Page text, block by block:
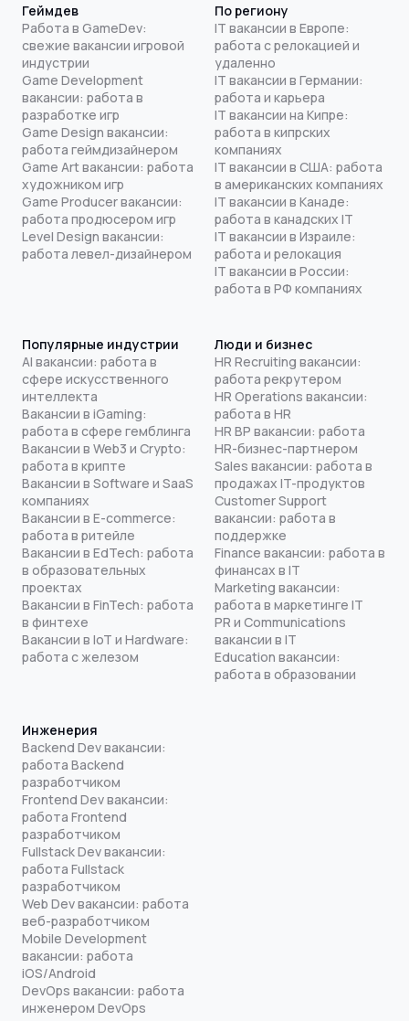
Геймдев
Работа в GameDev:
свежие вакансии игровой
индустрии
Game Development
вакансии: работа в
разработке игр
Game Design вакансии:
работа геймдизайнером
Game Art вакансии: работа
художником игр
Game Producer вакансии:
работа продюсером игр
Level Design вакансии:
работа левел-дизайнером
По региону
IT вакансии в Европе:
работа с релокацией и
удаленно
IT вакансии в Германии:
работа и карьера
IT вакансии на Кипре:
работа в кипрских
компаниях
IT вакансии в США: работа
в американских компаниях
IT вакансии в Канаде:
работа в канадских IT
IT вакансии в Израиле:
работа и релокация
IT вакансии в России:
работа в РФ компаниях
Популярные индустрии
AI вакансии: работа в
сфере искусственного
интеллекта
Вакансии в iGaming:
работа в сфере гемблинга
Вакансии в Web3 и Crypto:
работа в крипте
Вакансии в Software и SaaS
компаниях
Вакансии в E-commerce:
работа в ритейле
Вакансии в EdTech: работа
в образовательных
проектах
Вакансии в FinTech: работа
в финтехе
Вакансии в IoT и Hardware:
работа с железом
Люди и бизнес
HR Recruiting вакансии:
работа рекрутером
HR Operations вакансии:
работа в HR
HR BP вакансии: работа
HR-бизнес-партнером
Sales вакансии: работа в
продажах IT-продуктов
Customer Support
вакансии: работа в
поддержке
Finance вакансии: работа в
финансах в IT
Marketing вакансии:
работа в маркетинге IT
PR и Communications
вакансии в IT
Education вакансии:
работа в образовании
Инженерия
Backend Dev вакансии:
работа Backend
разработчиком
Frontend Dev вакансии:
работа Frontend
разработчиком
Fullstack Dev вакансии:
работа Fullstack
разработчиком
Web Dev вакансии: работа
веб-разработчиком
Mobile Development
вакансии: работа
iOS/Android
DevOps вакансии: работа
инженером DevOps